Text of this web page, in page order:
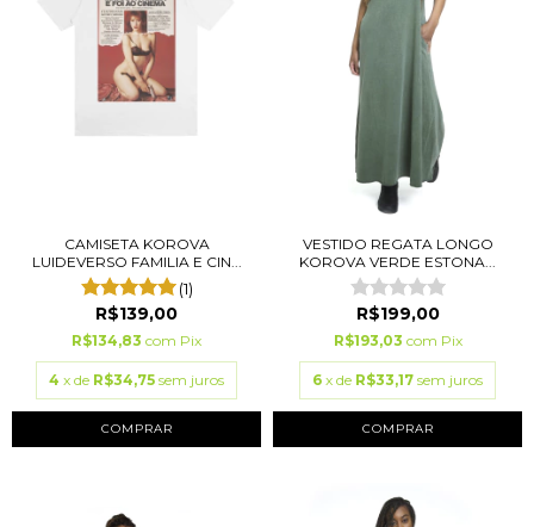
CAMISETA KOROVA
LUIDEVERSO FAMILIA E CIN...
(1)
R$139,00
R$134,83 com Pix
4 x de R$34,75 sem juros
COMPRAR
VESTIDO REGATA LONGO
KOROVA VERDE ESTONA...
R$199,00
R$193,03 com Pix
6 x de R$33,17 sem juros
COMPRAR